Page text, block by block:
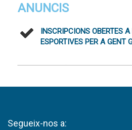
ANUNCIS
INSCRIPCIONS OBERTES
ESPORTIVES PER A GENT
Segueix-nos a: